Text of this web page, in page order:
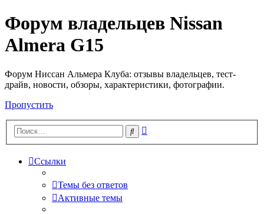
Форум владельцев Nissan
Almera G15
Форум Ниссан Альмера Клуба: отзывы владельцев, тест-
драйв, новости, обзоры, характеристики, фотографии.
Пропустить
Поиск
Ссылки
Темы без ответов
Активные темы